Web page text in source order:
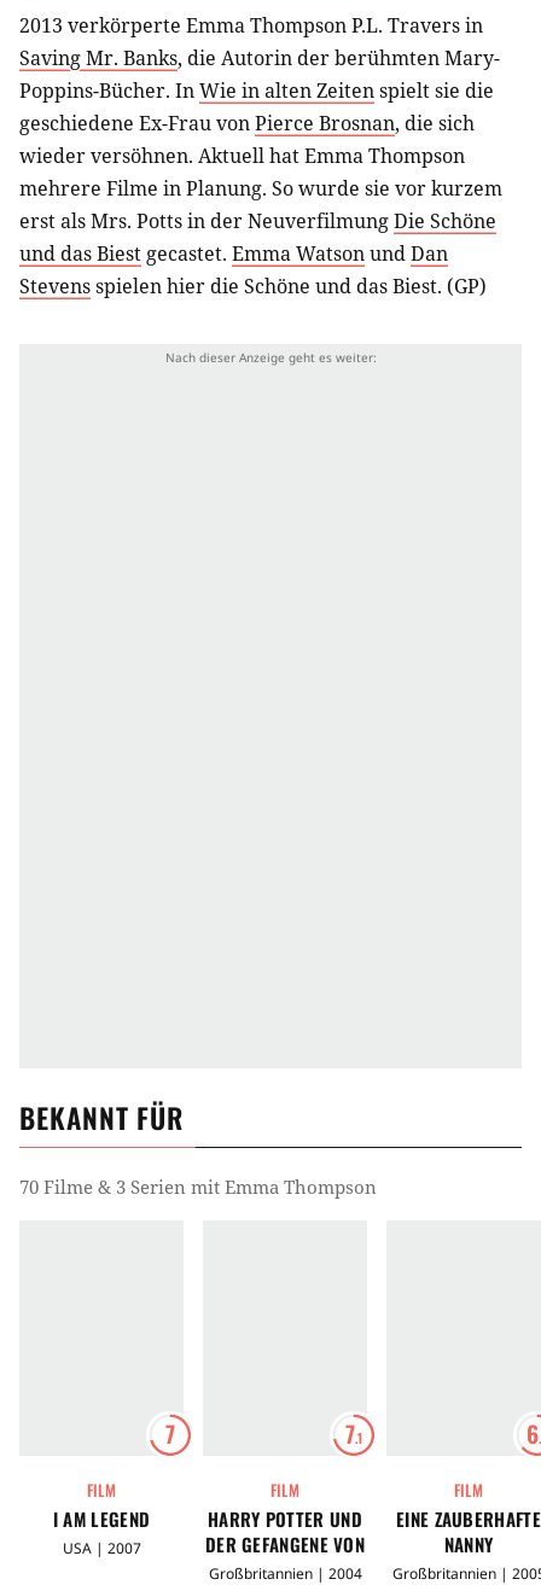
2013 verkörperte Emma Thompson P.L. Travers in
Saving Mr. Banks, die Autorin der berühmten Mary-
Poppins-Bücher. InWie in alten Zeitenspielt sie die
geschiedene Ex-Frau vonPierce Brosnan, die sich
wieder versöhnen. Aktuell hat Emma Thompson
mehrere Filme in Planung. So wurde sie vor kurzem
erst als Mrs. Potts in der NeuverfilmungDie Schöne
und das Biestgecastet. Emma WatsonundDan
Stevensspielen hier die Schöne und das Biest. (GP)
BEKANNT FÜR
70 Filme & 3 Serien mit Emma Thompson
7
FILM
I AM LEGEND
USA | 2007
7.1
FILM
HARRY POTTER UND
DER GEFANGENE VON
ASKABAN
Großbritannien | 2004
6
FILM
EINE ZAUBERHAFTE
NANNY
Großbritannien |